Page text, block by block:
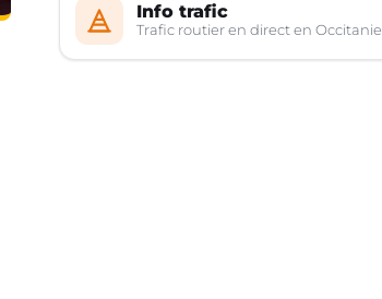
Info trafic
Trafic routier en direct en Occitanie